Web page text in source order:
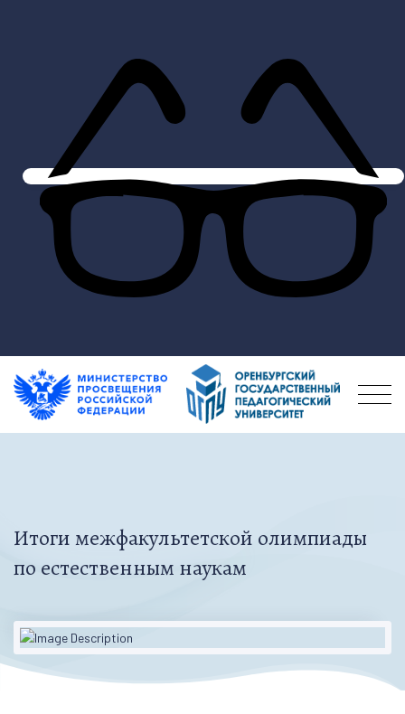
Итоги межфакультетской олимпиады
по естественным наукам